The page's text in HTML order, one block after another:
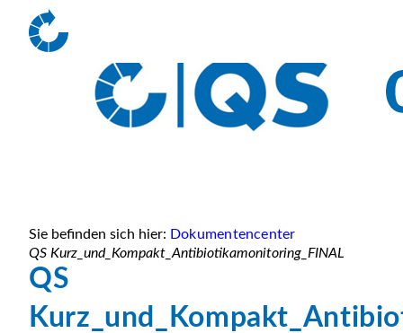
Sie befinden sich hier: Dokumentencenter
QS Kurz_und_Kompakt_Antibiotikamonitoring_FINAL
QS